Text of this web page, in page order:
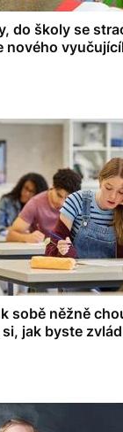
do školy se
nového
sobě něžně
jak byste